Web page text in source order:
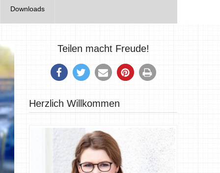
Downloads
Teilen macht Freude!
Herzlich Willkommen